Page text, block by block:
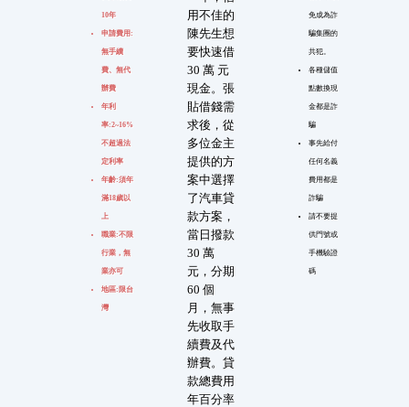
10年
申請費用:
無手續
費、無代
辦費
年利
率:2~16%
不超過法
定利率
年齡:須年
滿18歲以
上
職業:不限
行業，無
業亦可
地區:限台
灣
用不佳的
陳先生想
要快速借
30 萬 元
現金。張
貼借錢需
求後，從
多位金主
提供的方
案中選擇
了汽車貸
款方案，
當日撥款
30 萬
元，分期
60 個
月，無事
先收取手
續費及代
辦費。貸
款總費用
年百分率
免成為詐
騙集團的
共犯。
各種儲值
點數換現
金都是詐
騙
事先給付
任何名義
費用都是
詐騙
請不要提
供門號或
手機驗證
碼